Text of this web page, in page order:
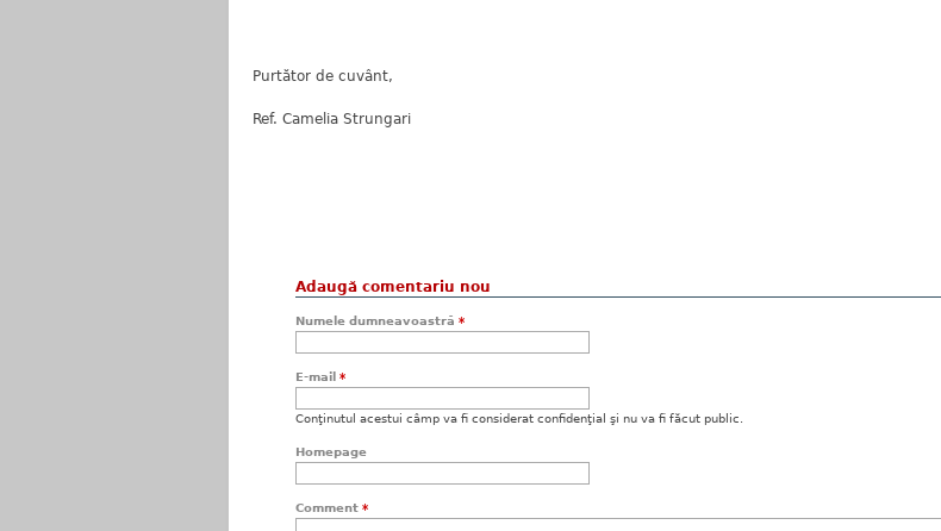
Purtător de cuvânt,
Ref. Camelia Strungari
Adaugă comentariu nou
Numele dumneavoastră *
E-mail *
Conţinutul acestui câmp va fi considerat confidenţial şi nu va fi făcut public.
Homepage
Comment *